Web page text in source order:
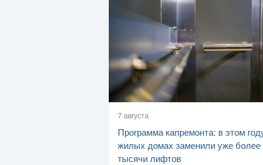
7 августа
Программа капремонта: в этом
жилых домах заменили уже более
тысячи лифтов